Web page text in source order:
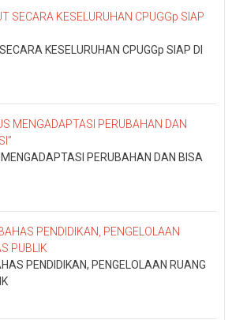
KESELURUHAN CPUGGp SIAP DI
PERUBAHAN DAN BISA
PENDIDIKAN, PENGELOLAAN RUANG